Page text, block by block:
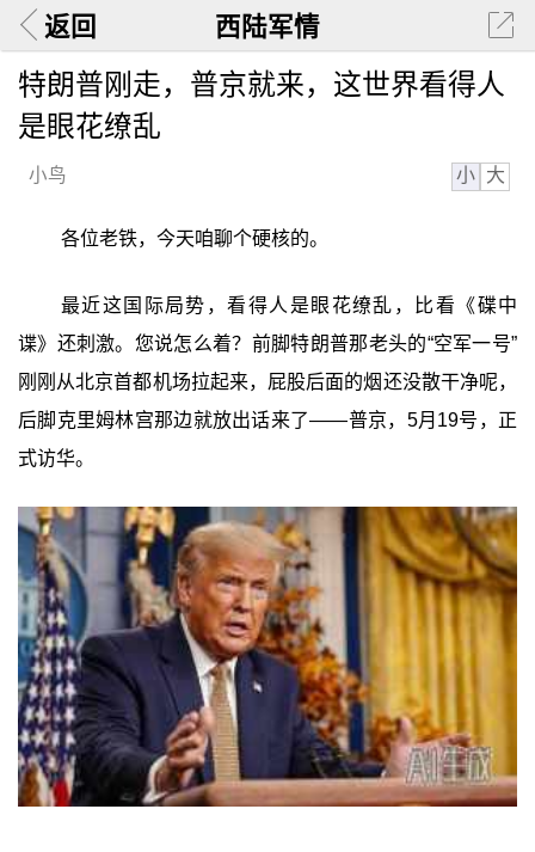
返回 西陆军情
特朗普刚走，普京就来，这世界看得人
是眼花缭乱
小鸟 小 大
各位老铁，今天咱聊个硬核的。
最近这国际局势，看得人是眼花缭乱，比看《碟中
谍》还刺激。您说怎么着？前脚特朗普那老头的“空军一号”
刚刚从北京首都机场拉起来，屁股后面的烟还没散干净呢，
后脚克里姆林宫那边就放出话来了——普京，5月19号，正
式访华。